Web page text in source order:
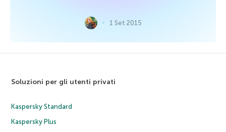
1 Set 2015
Soluzioni per gli utenti privati
Kaspersky Standard
Kaspersky Plus